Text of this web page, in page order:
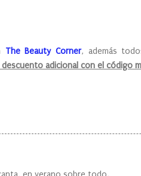
The Beauty Corner, además
descuento adicional con el código